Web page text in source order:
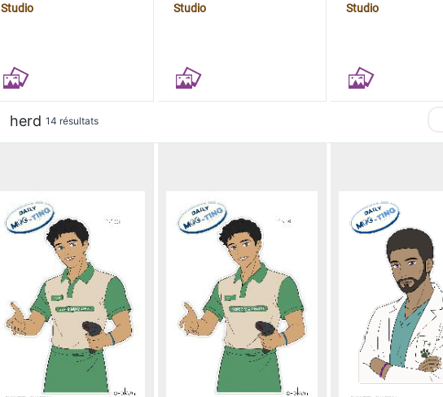
Studio
Studio
Studio
herd 14 résultats